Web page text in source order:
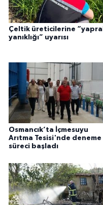
Çeltik üreticilerine
yanıklığı” uyarısı
Osmancık’ta İçmesuyu
Arıtma Tesisi'nde deneme
süreci başladı